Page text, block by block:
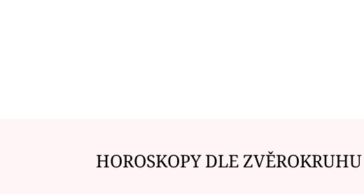
HOROSKOPY DLE ZVĚROKRUHU